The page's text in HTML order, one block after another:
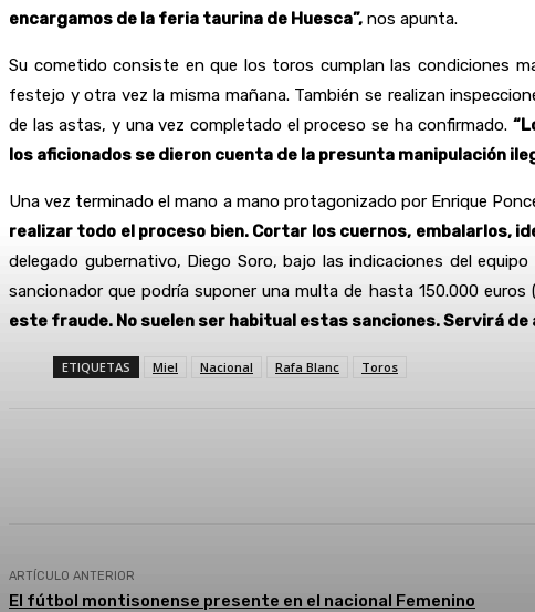
encargamos de la feria taurina de Huesca”, nos apunta.
Su cometido consiste en que los toros cumplan las condiciones
festejo y otra vez la misma mañana. También se realizan
de las astas, y una vez completado el proceso se ha confirmado.
los aficionados se dieron cuenta de la presunta manipulación
Una vez terminado el mano a mano protagonizado por Enrique
realizar todo el proceso bien. Cortar los cuernos, embalarlos,
delegado gubernativo, Diego Soro, bajo las indicaciones del
sancionador que podría suponer una multa de hasta 150.000
este fraude. No suelen ser habitual estas sanciones. Servirá
ETIQUETAS Miel Nacional Rafa Blanc Toros
ARTÍCULO ANTERIOR
El fútbol montisonense presente en el nacional Femenino